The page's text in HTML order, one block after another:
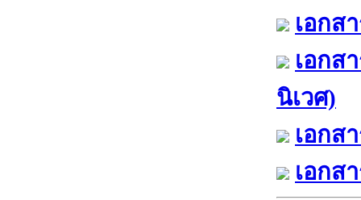
เอกส
เอกส
นิเวศ)
เอกส
เอกส